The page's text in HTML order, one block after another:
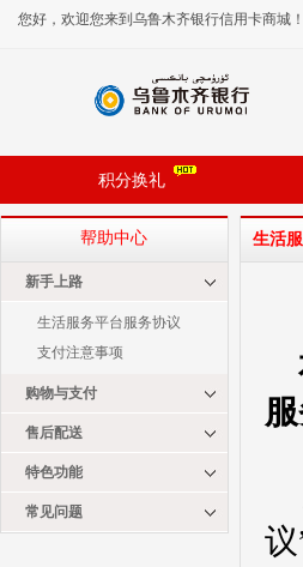
您好，欢迎您来到乌鲁木齐银行信用卡商城！
积分换礼
帮助中心
新手上路
生活服务平台服务协议
支付注意事项
购物与支付
售后配送
特色功能
常见问题
生活